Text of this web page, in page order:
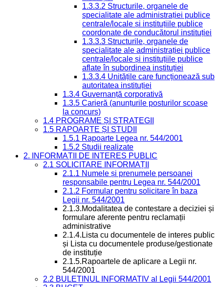
1.3.3.2 Structurile, organele de
specialitate ale administrației publice
centrale/locale și instituțiile publice
coordonate de conducătorul instituției
1.3.3.3 Structurile, organele de
specialitate ale administrației publice
centrale/locale și instituțiile publice
aflate în subordinea instituției
1.3.3.4 Unitățile care funcționează sub
autoritatea instituției
1.3.4 Guvernanță corporativă
1.3.5 Carieră (anunțurile posturilor scoase
la concurs)
1.4 PROGRAME ȘI STRATEGII
1.5 RAPOARTE ȘI STUDII
1.5.1 Rapoarte Legea nr. 544/2001
1.5.2 Studii realizate
2. INFORMAȚII DE INTERES PUBLIC
2.1 SOLICITARE INFORMAȚII
2.1.1 Numele și prenumele persoanei
responsabile pentru Legea nr. 544/2001
2.1.2 Formular pentru solicitare în baza
Legii nr. 544/2001
2.1.3.Modalitatea de contestare a deciziei și
formulare aferente pentru reclamații
administrative
2.1.4.Lista cu documentele de interes public
și Lista cu documentele produse/gestionate
de instituție
2.1.5.Rapoartele de aplicare a Legii nr.
544/2001
2.2 BULETINUL INFORMATIV al Legii 544/2001